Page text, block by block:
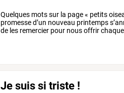
Quelques motssur la page« petits
promessed’un nouveau printemps
de les remercier pour nousoffrirchaque
Je suis si triste !